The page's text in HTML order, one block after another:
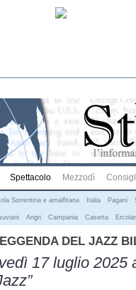
Spettacolo Mezzodì
Sorrentina e amalfitana Italia Pagani
Angri Campania Caserta
DEL JAZZ
17 luglio 2025